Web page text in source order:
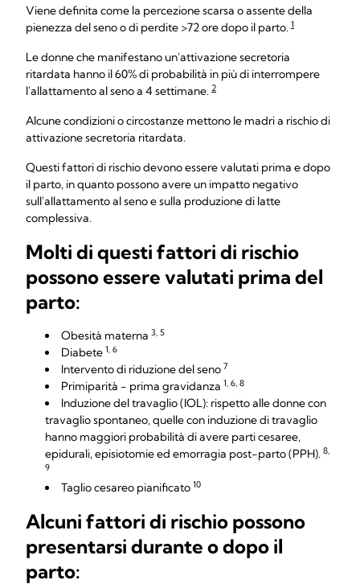
Viene definita come la percezione scarsa o assente della
pienezza del seno o di perdite >72 ore dopo il parto. 1
Le donne che manifestano un'attivazione secretoria
ritardata hanno il 60% di probabilità in più di interrompere
l'allattamento al seno a 4 settimane. 2
Alcune condizioni o circostanze mettono le madri a rischio di
attivazione secretoria ritardata.
Questi fattori di rischio devono essere valutati prima e dopo
il parto, in quanto possono avere un impatto negativo
sull'allattamento al seno e sulla produzione di latte
complessiva.
Molti di questi fattori di rischio
possono essere valutati prima del
parto:
Obesità materna 3, 5
Diabete 1, 6
Intervento di riduzione del seno 7
Primiparità - prima gravidanza 1, 6, 8
Induzione del travaglio (IOL): rispetto alle donne con
travaglio spontaneo, quelle con induzione di travaglio
hanno maggiori probabilità di avere parti cesaree,
epidurali, episiotomie ed emorragia post-parto (PPH). 8,
9
Taglio cesareo pianificato 10
Alcuni fattori di rischio possono
presentarsi durante o dopo il
parto: